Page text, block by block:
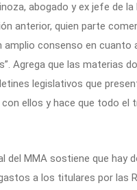
abogado y ex jefe de la
anterior, quien parte
amplio consenso en cuanto
Agrega que las materias
legislativos que
ellos y hace que todo el
del MMA sostiene que hay
a los titulares por las